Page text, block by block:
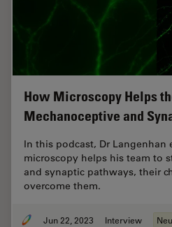
How Microscopy Helps
Mechanoceptive and
In this podcast, Dr Langenhan
microscopy helps his team to
and synaptic pathways, their
overcome them.
Jun 22, 2023 Interview